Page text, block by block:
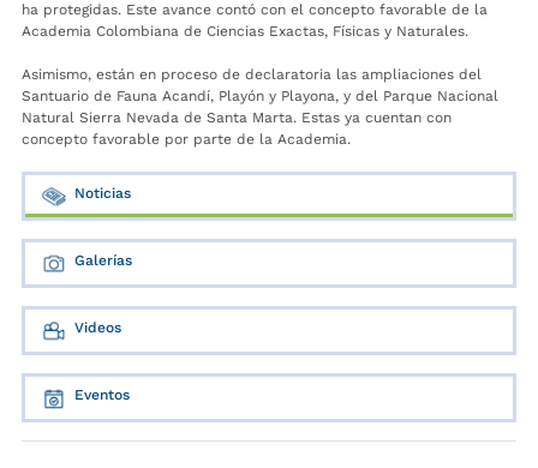
ha protegidas. Este avance contó con el concepto favorable de la
Academia Colombiana de Ciencias Exactas, Físicas y Naturales.
Asimismo, están en proceso de declaratoria las ampliaciones del
Santuario de Fauna Acandí, Playón y Playona, y del Parque Nacional
Natural Sierra Nevada de Santa Marta. Estas ya cuentan con
concepto favorable por parte de la Academia.
Noticias
Galerías
Videos
Eventos